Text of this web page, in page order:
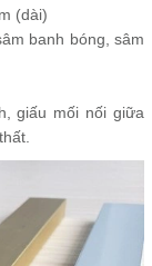
(dài)
banh bóng, sâm
giấu mối nối giữa